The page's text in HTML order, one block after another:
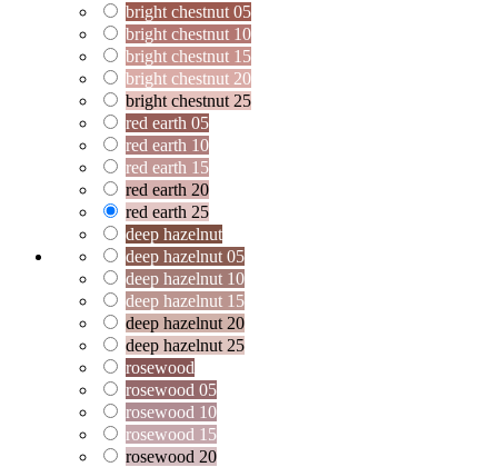
bright chestnut 05
bright chestnut 10
bright chestnut 15
bright chestnut 20
bright chestnut 25
red earth 05
red earth 10
red earth 15
red earth 20
red earth 25
deep hazelnut
deep hazelnut 05
deep hazelnut 10
deep hazelnut 15
deep hazelnut 20
deep hazelnut 25
rosewood
rosewood 05
rosewood 10
rosewood 15
rosewood 20